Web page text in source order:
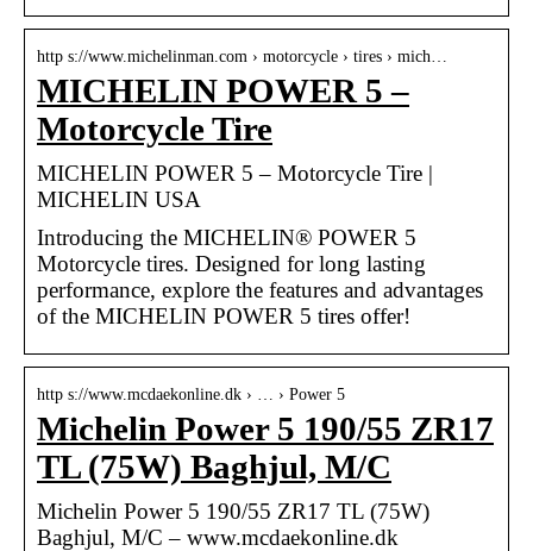
http s://www.michelinman.com › motorcycle › tires › mich…
MICHELIN POWER 5 –
Motorcycle Tire
MICHELIN POWER 5 – Motorcycle Tire |
MICHELIN USA
Introducing the MICHELIN® POWER 5
Motorcycle tires. Designed for long lasting
performance, explore the features and advantages
of the MICHELIN POWER 5 tires offer!
http s://www.mcdaekonline.dk › … › Power 5
Michelin Power 5 190/55 ZR17
TL (75W) Baghjul, M/C
Michelin Power 5 190/55 ZR17 TL (75W)
Baghjul, M/C – www.mcdaekonline.dk